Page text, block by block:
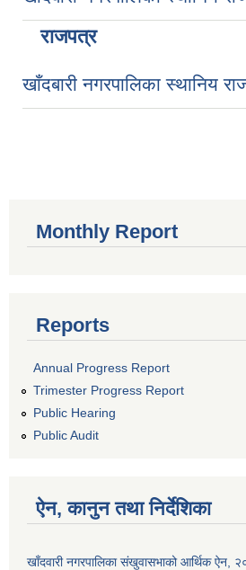
राजपत्र
खाँदबारी नगरपालिका स्थानिय
Monthly Report
Reports
Annual Progress Report
Trimester Progress Report
Public Hearing
Public Audit
ऐन, कानुन तथा निर्देशिका
खाँदवारी नगरपालिका संखुवासभाको आर्थिक ऐन,